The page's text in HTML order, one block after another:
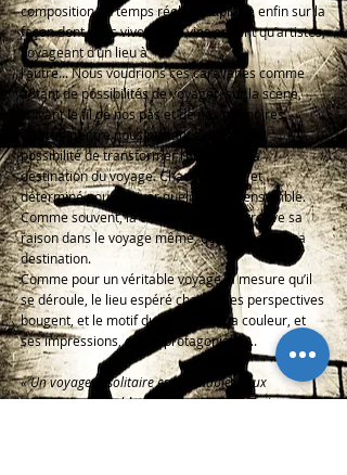
composition en temps réel. Métaphore enfin sur la
façon dont nous vivons nos vies en tant qu’artistes,
voyageant d’un lieu à
l’autre... Nous voudrions ces caravanes comme
autant de possibilités de voyager, sur la scène,
suivant le fil de nos pas et de nos mémoires.
Chacun d’entre nous portant avec lui une
possibilité de transformer l’histoire et la
destination du voyage. Chacun ouvert et
déterminé pour arriver quelque part ensemble.
Comme souvent, la valeur du voyage trouve sa
raison dans le voyage même, quelle que soit sa
destination.
Comme pour un véritable voyage, à mesure qu’il
se déroule, le lieu espéré change, les perspectives
bougent, et le motif du voyage, et sa couleur, et
ses impressions, et ses protagonistes...
« Un voyageur solitaire est un diable. Deux
voyageurs ensemble sont deux diables. Trois